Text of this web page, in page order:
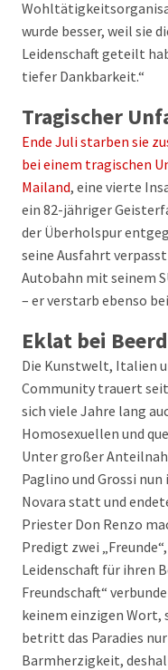
wurde besser, weil sie
Leidenschaft geteilt
tiefer Dankbarkeit.“
Tragischer
Ende Juli starben sie
bei einem tragischen
Mailand, eine vierte
ein 82-jähriger
der Überholspur
seine Ausfahrt
Autobahn mit seinem
– er verstarb ebenso
Eklat bei
Die Kunstwelt, Italien
Community trauert
sich viele Jahre lang
Homosexuellen und
Unter großer
Paglino und Grossi nun
Novara statt und
Priester Don Renzo
Predigt zwei
Leidenschaft für ihren
Freundschaft“
keinem einzigen Wort,
betritt das Paradies
Barmherzigkeit,